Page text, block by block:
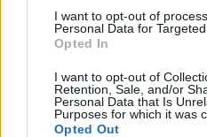
I want to opt-out of
Personal Data for Targeted
Opted In
I want to opt-out of
Retention, Sale, and/or
Personal Data that Is
Purposes for which it was
Opted Out